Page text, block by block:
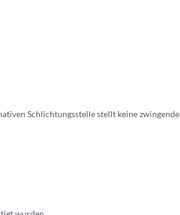
Schlichtungsstelle stellt keine